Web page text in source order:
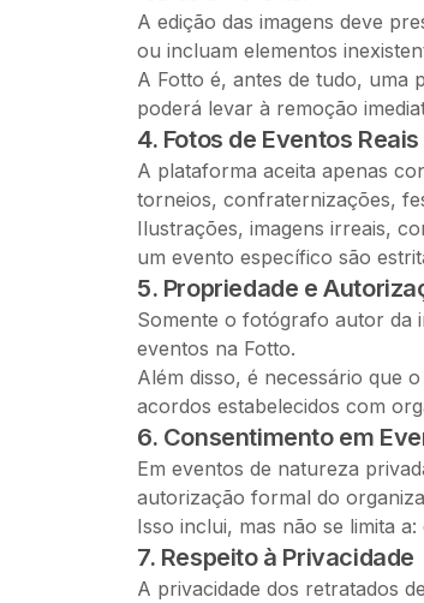
A edição das imagens deve
ou incluam elementos
A Fotto é, antes de tudo, uma
poderá levar à remoção
4. Fotos de Eventos Reais
A plataforma aceita apenas
torneios, confraternizações,
Ilustrações, imagens irreais,
um evento específico são
5. Propriedade e
Somente o fotógrafo autor da
eventos na Fotto.
Além disso, é necessário que
acordos estabelecidos com
6. Consentimento em
Em eventos de natureza
autorização formal do
Isso inclui, mas não se limita
7. Respeito à Privacidade
A privacidade dos retratados